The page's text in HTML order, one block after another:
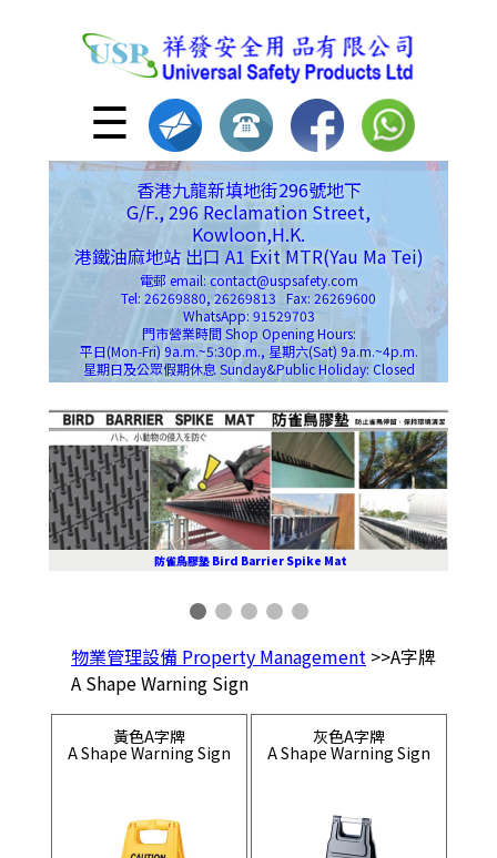
☰
香港九龍新填地街296號地下
G/F., 296 Reclamation Street,
Kowloon,H.K.
港鐵油麻地站 出口 A1 Exit MTR(Yau Ma Tei)
電郵 email: contact@uspsafety.com
Tel: 26269880, 26269813 Fax: 26269600
WhatsApp: 91529703
門市營業時間 Shop Opening Hours:
平日(Mon-Fri) 9a.m.~5:30p.m., 星期六(Sat) 9a.m.~4p.m.
星期日及公眾假期休息 Sunday&Public Holiday: Closed
防雀鳥膠墊 Bird Barrier Spike Mat
物業管理設備 Property Management >>A字牌
A Shape Warning Sign
黃色A字牌
A Shape Warning Sign
灰色A字牌
A Shape Warning Sign